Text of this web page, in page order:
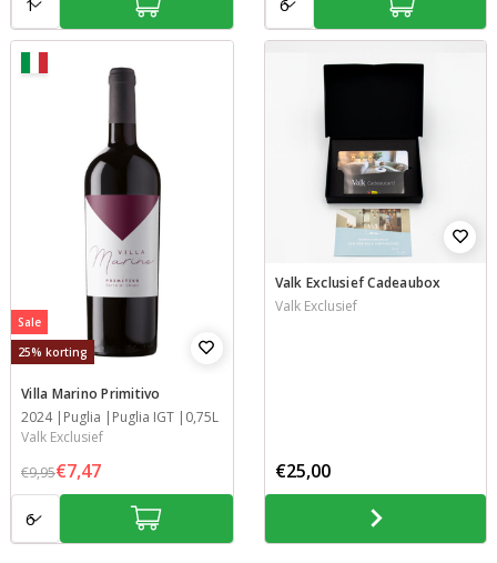
Sale
25% korting
Villa Marino Primitivo
Jaar
2024
StreekPuglia
Streek Puglia IGT
Inhoud
0,75L
Valk Exclusief
€9,95€7,47
Valk Exclusief Cadeaubox
Valk Exclusief
€25,00
Aantal: